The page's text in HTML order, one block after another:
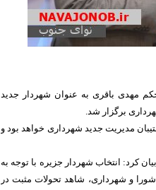
۷ خردادماه ۱۴۰۴، مراسم تنفیذ حکم مهدی باقری به عنوان شهردار جدید
برگزار شد.
مدیریت جدید شهرداری خواهد بود و
کرد: انتخاب شهردار جزیره با توجه به
و شهرداری، شاهد تحولات مثبت در